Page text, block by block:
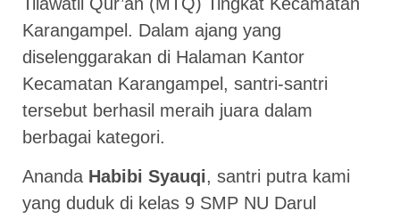
Karangampel. Dalam ajang yang
diselenggarakan di Halaman Kantor
Kecamatan Karangampel, santri-santri
tersebut berhasil meraih juara dalam
berbagai kategori.
Ananda Habibi Syauqi, santri putra kami
yang duduk di kelas 9 SMP NU Darul